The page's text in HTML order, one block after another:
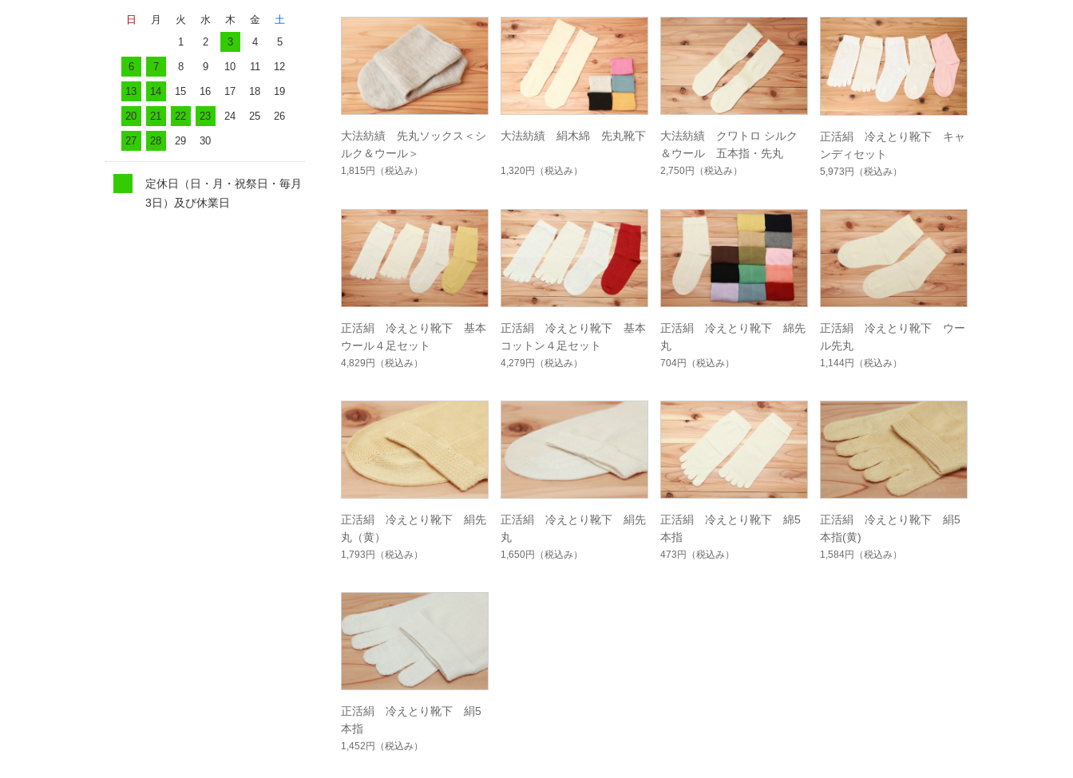
大法紡績 先丸ソックス＜シ
ルク＆ウール＞
1,815円 （税込み）
大法紡績 絹木綿 先丸靴下
1,320円 （税込み）
大法紡績 クワトロ シルク
＆ウール 五本指・先丸
2,750円 （税込み）
正活絹 冷えとり靴下 キャ
ンディセット
5,973円 （税込み）
正活絹 冷えとり靴下 基本
ウール４足セット
4,829円 （税込み）
正活絹 冷えとり靴下 基本
コットン４足セット
4,279円 （税込み）
正活絹 冷えとり靴下 綿先
丸
704円 （税込み）
正活絹 冷えとり靴下 ウー
ル先丸
1,144円 （税込み）
正活絹 冷えとり靴下 絹先
丸（黄）
1,793円 （税込み）
正活絹 冷えとり靴下 絹先
丸
1,650円 （税込み）
正活絹 冷えとり靴下 綿5
本指
473円 （税込み）
正活絹 冷えとり靴下 絹5
本指(黄)
1,584円 （税込み）
正活絹 冷えとり靴下 絹5
本指
1,452円 （税込み）
日 月 火 水 木 金
土
1
2 3 4 5
6 7 8 9 10 11 12
13 14 15 16 17 18 19
20 21 22 23 24 25 26
27 28 29 30
定休日（日・月・祝祭日・毎月
3日）及び休業日